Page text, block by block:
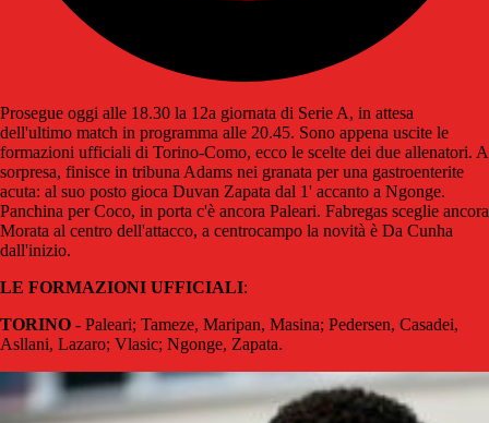
Prosegue oggi alle 18.30 la 12a giornata di Serie A, in attesa
dell'ultimo match in programma alle 20.45. Sono appena uscite le
formazioni ufficiali di Torino-Como, ecco le scelte dei due allenatori. A
sorpresa, finisce in tribuna Adams nei granata per una gastroenterite
acuta: al suo posto gioca Duvan Zapata dal 1' accanto a Ngonge.
Panchina per Coco, in porta c'è ancora Paleari. Fabregas sceglie ancora
Morata al centro dell'attacco, a centrocampo la novità è Da Cunha
dall'inizio.
LE FORMAZIONI UFFICIALI:
TORINO - Paleari; Tameze, Maripan, Masina; Pedersen, Casadei,
Asllani, Lazaro; Vlasic; Ngonge, Zapata.